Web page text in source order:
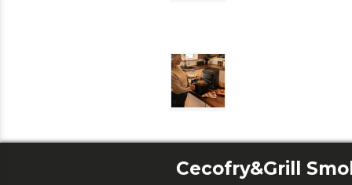
Cecofry&Grill